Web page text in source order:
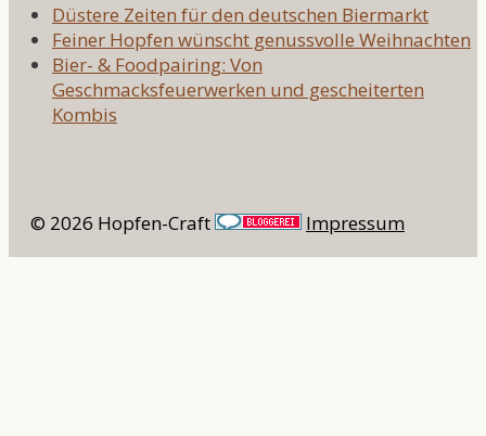
Düstere Zeiten für den deutschen Biermarkt
Feiner Hopfen wünscht genussvolle Weihnachten
Bier- & Foodpairing: Von
Geschmacksfeuerwerken und gescheiterten
Kombis
© 2026 Hopfen-Craft Impressum